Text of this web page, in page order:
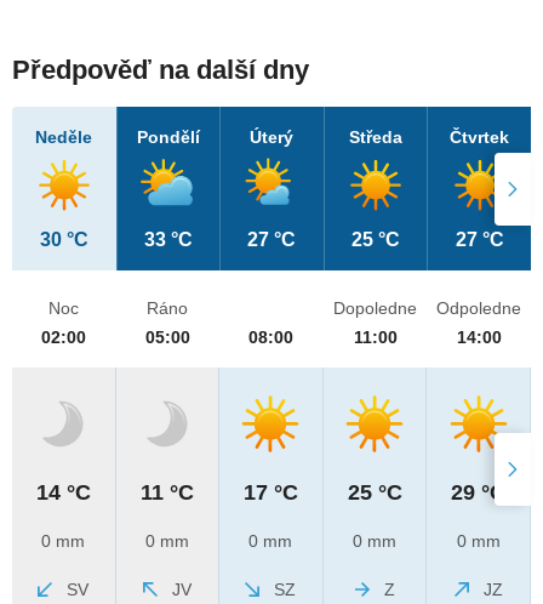
Předpověď na další dny
Neděle
30 °C
Pondělí
33 °C
Úterý
27 °C
Středa
25 °C
Čtvrtek
27 °C
Noc
02:00
14 °C
0 mm
SV
Ráno
05:00
11 °C
0 mm
JV
08:00
17 °C
0 mm
SZ
Dopoledne
11:00
25 °C
0 mm
Z
Odpoledne
14:00
29 °C
0 mm
JZ